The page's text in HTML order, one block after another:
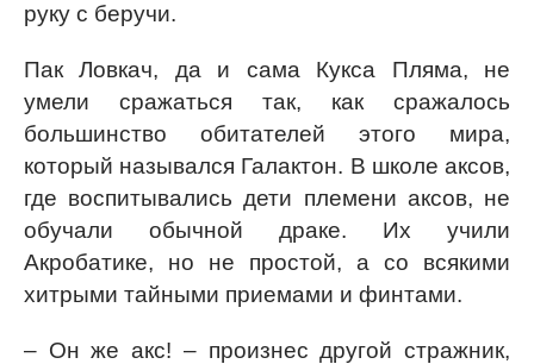
руку с беручи.
Пак Ловкач, да и сама Кукса Пляма, не
умели сражаться так, как сражалось
большинство обитателей этого мира,
который назывался Галактон. В школе аксов,
где воспитывались дети племени аксов, не
обучали обычной драке. Их учили
Акробатике, но не простой, а со всякими
хитрыми тайными приемами и финтами.
– Он же акс! – произнес другой стражник,